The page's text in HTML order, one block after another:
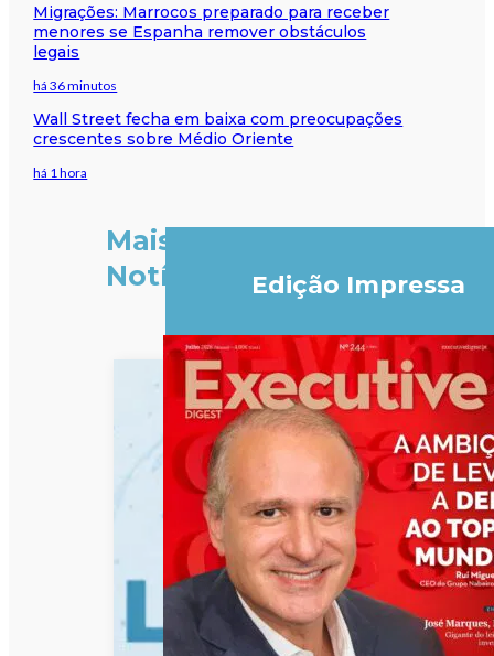
Migrações: Marrocos preparado para receber
menores se Espanha remover obstáculos
legais
há 36 minutos
Wall Street fecha em baixa com preocupações
crescentes sobre Médio Oriente
há 1 hora
Mais
Notícias
Edição Impressa